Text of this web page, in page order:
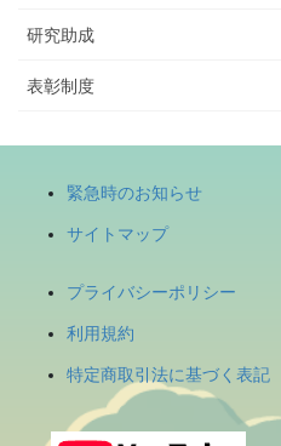
研究助成
表彰制度
緊急時のお知らせ
サイトマップ
プライバシーポリシー
利用規約
特定商取引法に基づく表記